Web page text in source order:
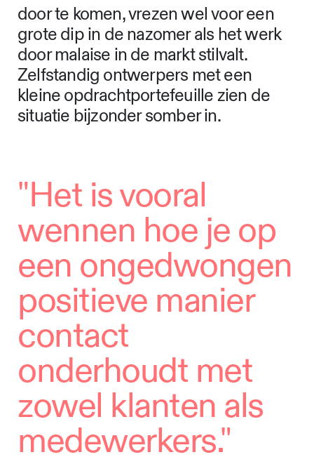
door te komen, vrezen wel voor een
grote dip in de nazomer als het werk
door malaise in de markt stilvalt.
Zelfstandig ontwerpers met een
kleine opdrachtportefeuille zien de
situatie bijzonder somber in.
"Het is vooral
wennen hoe je op
een ongedwongen
positieve manier
contact
onderhoudt met
zowel klanten als
medewerkers."